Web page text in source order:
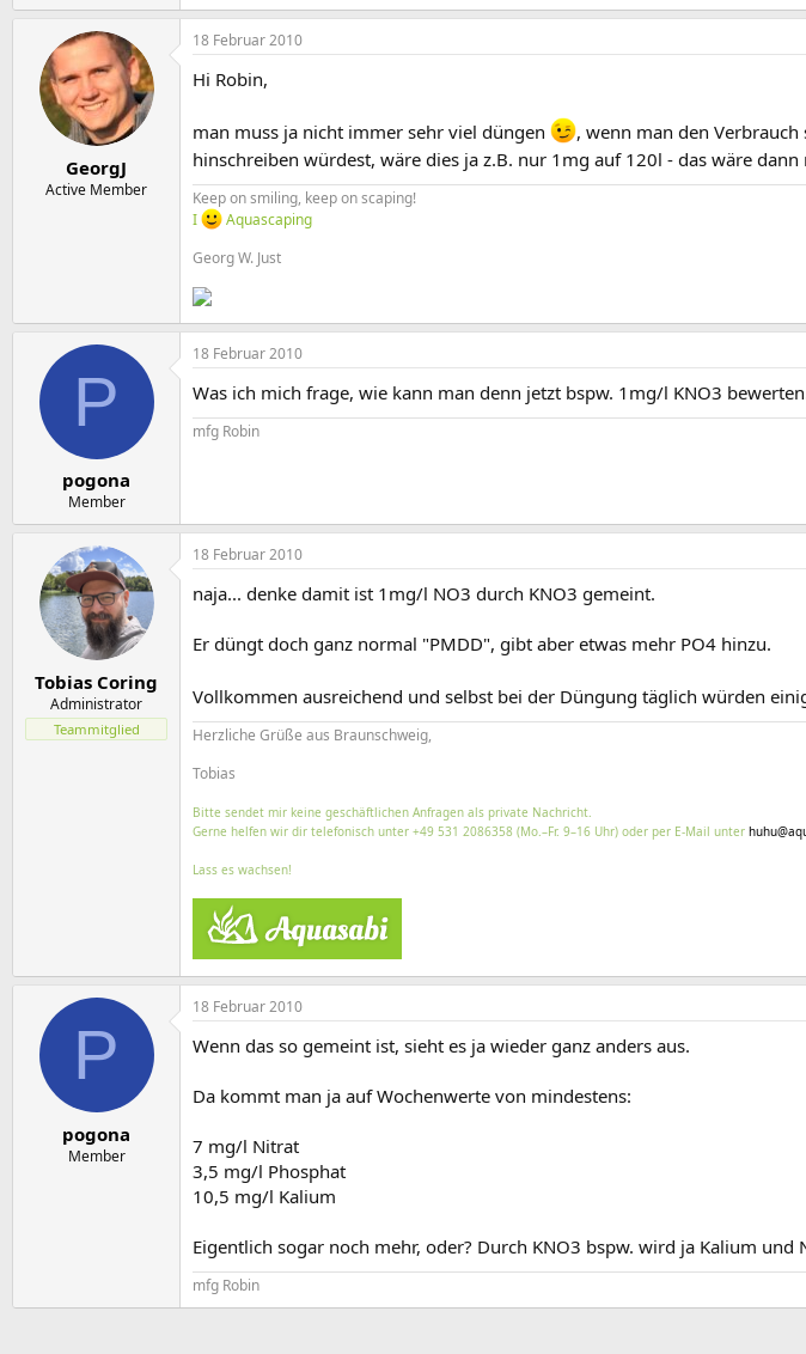
GeorgJ
Active Member
18 Februar 2010
Hi Robin,
man muss ja nicht immer sehr viel düngen , wenn man den
hinschreiben würdest, wäre dies ja z.B. nur 1mg auf 120l - das wäre
Keep on smiling, keep on scaping!
I
Aquascaping
Georg W. Just
P
pogona
Member
18 Februar 2010
Was ich mich frage, wie kann man denn jetzt bspw. 1mg/l KNO3
mfg Robin
Tobias Coring
Administrator
Teammitglied
18 Februar 2010
naja... denke damit ist 1mg/l NO3 durch KNO3 gemeint.
Er düngt doch ganz normal "PMDD", gibt aber etwas mehr PO4 hinzu.
Vollkommen ausreichend und selbst bei der Düngung täglich würden
Herzliche Grüße aus Braunschweig,
Tobias
Bitte sendet mir keine geschäftlichen Anfragen als private Nachricht.
Gerne helfen wir dir telefonisch unter +49 531 2086358 (Mo.–Fr. 9–16 Uhr) oder per E-Mail unter
Lass es wachsen!
P
pogona
Member
18 Februar 2010
Wenn das so gemeint ist, sieht es ja wieder ganz anders aus.
Da kommt man ja auf Wochenwerte von mindestens:
7 mg/l Nitrat
3,5 mg/l Phosphat
10,5 mg/l Kalium
Eigentlich sogar noch mehr, oder? Durch KNO3 bspw. wird ja Kalium und
mfg Robin